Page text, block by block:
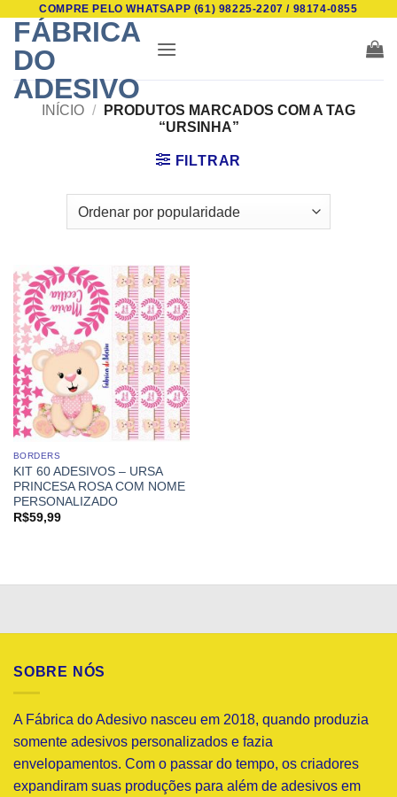
content
COMPRE PELO WHATSAPP (61) 98225-2207 / 98174-0855
FÁBRICA
DO
ADESIVO
INÍCIO /
PRODUTOS MARCADOS COM A TAG
“URSINHA”
FILTRAR
BORDERS
KIT 60 ADESIVOS – URSA
PRINCESA ROSA COM NOME
PERSONALIZADO
R$59,99
SOBRE NÓS
A Fábrica do Adesivo nasceu em 2018, quando produzia
somente adesivos personalizados e fazia
envelopamentos. Com o passar do tempo, os criadores
expandiram suas produções para além de adesivos em